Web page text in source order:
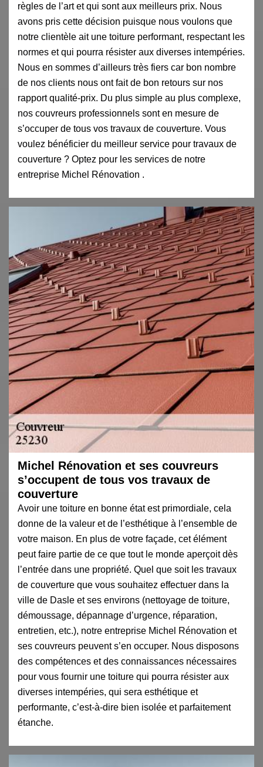
règles de l’art et qui sont aux meilleurs prix. Nous
avons pris cette décision puisque nous voulons que
notre clientèle ait une toiture performant, respectant les
normes et qui pourra résister aux diverses intempéries.
Nous en sommes d’ailleurs très fiers car bon nombre
de nos clients nous ont fait de bon retours sur nos
rapport qualité-prix. Du plus simple au plus complexe,
nos couvreurs professionnels sont en mesure de
s’occuper de tous vos travaux de couverture. Vous
voulez bénéficier du meilleur service pour travaux de
couverture ? Optez pour les services de notre
entreprise Michel Rénovation .
Michel Rénovation et ses couvreurs
s’occupent de tous vos travaux de
couverture
Avoir une toiture en bonne état est primordiale, cela
donne de la valeur et de l’esthétique à l’ensemble de
votre maison. En plus de votre façade, cet élément
peut faire partie de ce que tout le monde aperçoit dès
l’entrée dans une propriété. Quel que soit les travaux
de couverture que vous souhaitez effectuer dans la
ville de Dasle et ses environs (nettoyage de toiture,
démoussage, dépannage d’urgence, réparation,
entretien, etc.), notre entreprise Michel Rénovation et
ses couvreurs peuvent s’en occuper. Nous disposons
des compétences et des connaissances nécessaires
pour vous fournir une toiture qui pourra résister aux
diverses intempéries, qui sera esthétique et
performante, c’est-à-dire bien isolée et parfaitement
étanche.